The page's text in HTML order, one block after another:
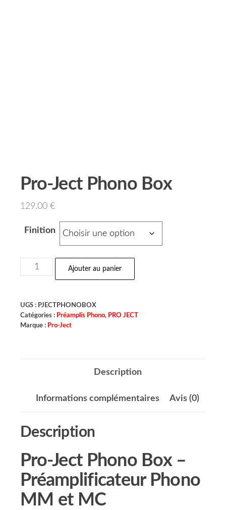
Pro-Ject Phono Box
129.00 €
Finition
Ajouter au panier
UGS : PJECTPHONOBOX
Catégories : Préamplis Phono, PRO JECT
Marque : Pro-Ject
Description
Informations complémentaires Avis (0)
Description
Pro‑Ject Phono Box –
Préamplificateur Phono
MM et MC